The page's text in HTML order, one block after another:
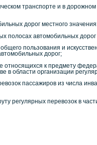
транспорте и в
дорог местного
полосах автомобильных
пользования и
дорог;
к предмету
в области организации
пассажиров из числа
регулярных перевозок в